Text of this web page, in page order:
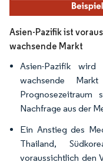
Asien-Pazifik ist
wachsende Markt
Asien-Pazifik wird
wachsende
Nachfrage aus der
Ein Anstieg des
Thailand,
voraussichtlich den